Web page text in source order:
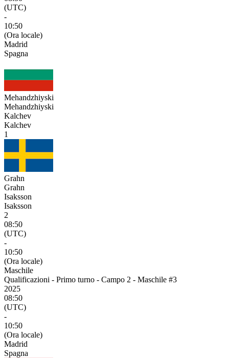
(UTC)
-
10:50
(Ora locale)
Madrid
Spagna
Mehandzhiyski
Mehandzhiyski
Kalchev
Kalchev
1
Grahn
Grahn
Isaksson
Isaksson
2
08:50
(UTC)
-
10:50
(Ora locale)
Maschile
Qualificazioni - Primo turno - Campo 2 - Maschile #3
2025
08:50
(UTC)
-
10:50
(Ora locale)
Madrid
Spagna